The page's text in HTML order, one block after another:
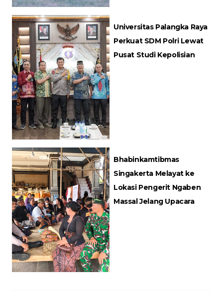
Universitas Palangka Raya
Perkuat SDM Polri Lewat
Pusat Studi Kepolisian
Bhabinkamtibmas
Singakerta Melayat ke
Lokasi Pengerit Ngaben
Massal Jelang Upacara